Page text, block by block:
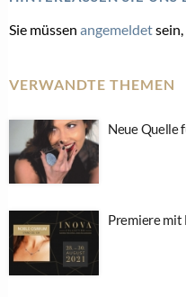
Sie müssen angemeldet
VERWANDTE THEMEN
Neue Quelle
Premiere mit